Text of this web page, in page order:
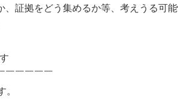
、証拠をどう集めるか等、考えうる可
￣￣￣￣￣
。